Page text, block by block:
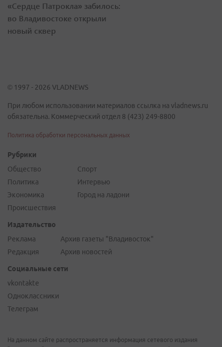
«Сердце Патрокла» забилось:
во Владивостоке открыли
новый сквер
© 1997 - 2026 VLADNEWS
При любом использовании материалов ссылка на vladnews.ru
обязательна. Коммерческий отдел 8 (423) 249-8800
Политика обработки персональных данных
Рубрики
Общество
Политика
Экономика
Происшествия
Спорт
Интервью
Город на ладони
Издательство
Реклама
Редакция
Архив газеты "Владивосток"
Архив новостей
Социальные сети
vkontakte
Одноклассники
Телеграм
На данном сайте распространяется информация сетевого издания